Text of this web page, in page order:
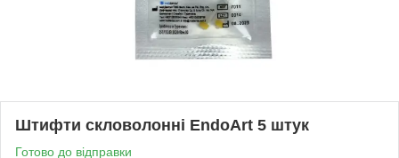
Штифти скловолонні EndoArt 5 штук
Готово до відправки